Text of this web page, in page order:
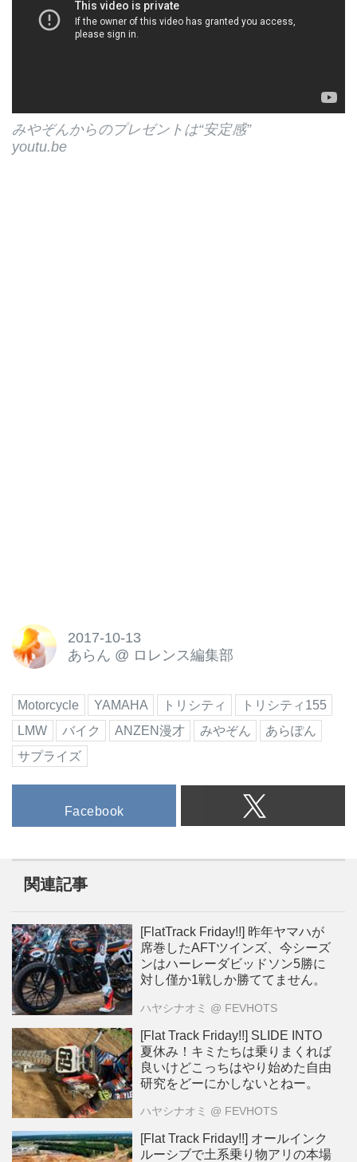
みやぞんからのプレゼントは“安定感”
youtu.be
2017-10-13
あらん @ ロレンス編集部
Motorcycle YAMAHA トリシティ
トリシティ155
LMW
バイク ANZEN漫才 みやぞん
あらぽん
サプライズ
Facebook
関連記事
[FlatTrack Friday!!] 昨年ヤマハが
席巻したAFTツインズ、今シーズ
ンはハーレーダビッドソン5勝に
対し僅か1戦しか勝ててません。
ハヤシナオミ @ FEVHOTS
[Flat Track Friday!!] SLIDE INTO
夏休み！キミたちは乗りまくれば
良いけどこっちはやり始めた自由
研究をどーにかしないとねー。
ハヤシナオミ @ FEVHOTS
[Flat Track Friday!!] オールインク
ルーシブで土系乗り物アリの本場